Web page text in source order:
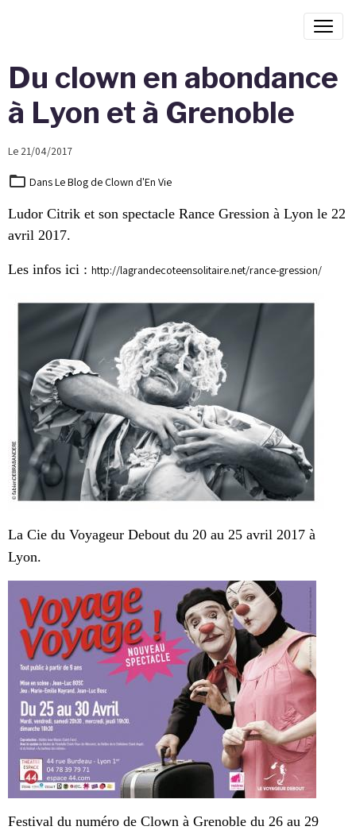
Du clown en abondance
à Lyon et à Grenoble
Le 21/04/2017
DansLe Blog de Clown d'En Vie
Ludor Citrik et son spectacle Rance Gression à Lyon le 22
avril 2017.
Les infos ici : http://lagrandecoteensolitaire.net/rance-gression/
La Cie du Voyageur Debout du 20 au 25 avril 2017 à
Lyon.
Festival du numéro de Clown à Grenoble du 26 au 29